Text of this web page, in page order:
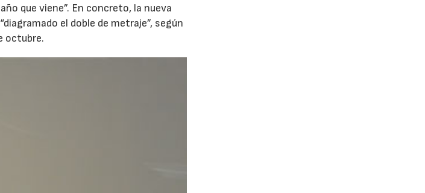
que viene”. En concreto, la nueva
el doble de metraje”, según
octubre.